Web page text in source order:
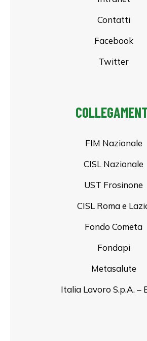
Contatti
Facebook
Twitter
FIM Nazionale
CISL Nazionale
UST Frosinone
CISL Roma e
Fondo Cometa
Fondapi
Metasalute
Italia Lavoro S.p.A. –